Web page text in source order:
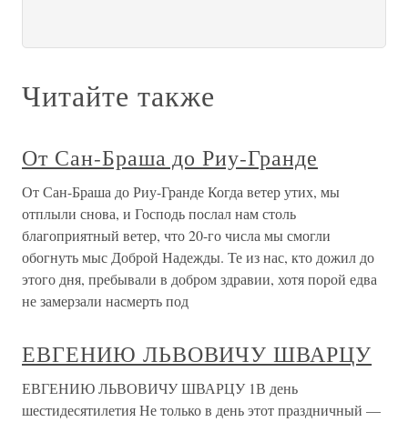
Читайте также
От Сан-Браша до Риу-Гранде
От Сан-Браша до Риу-Гранде Когда ветер утих, мы
отплыли снова, и Господь послал нам столь
благоприятный ветер, что 20-го числа мы смогли
обогнуть мыс Доброй Надежды. Те из нас, кто дожил до
этого дня, пребывали в добром здравии, хотя порой едва
не замерзали насмерть под
ЕВГЕНИЮ ЛЬВОВИЧУ ШВАРЦУ
ЕВГЕНИЮ ЛЬВОВИЧУ ШВАРЦУ 1В день
шестидесятилетия Не только в день этот праздничный —